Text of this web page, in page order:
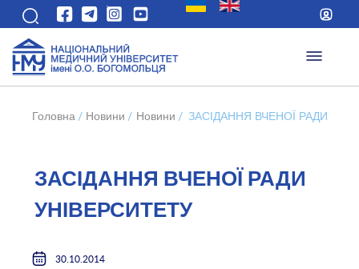
Головна / Новини / Новини / ЗАСІДАННЯ ВЧЕНОЇ РАДИ
ЗАСІДАННЯ ВЧЕНОЇ РАДИ
УНІВЕРСИТЕТУ
30.10.2014